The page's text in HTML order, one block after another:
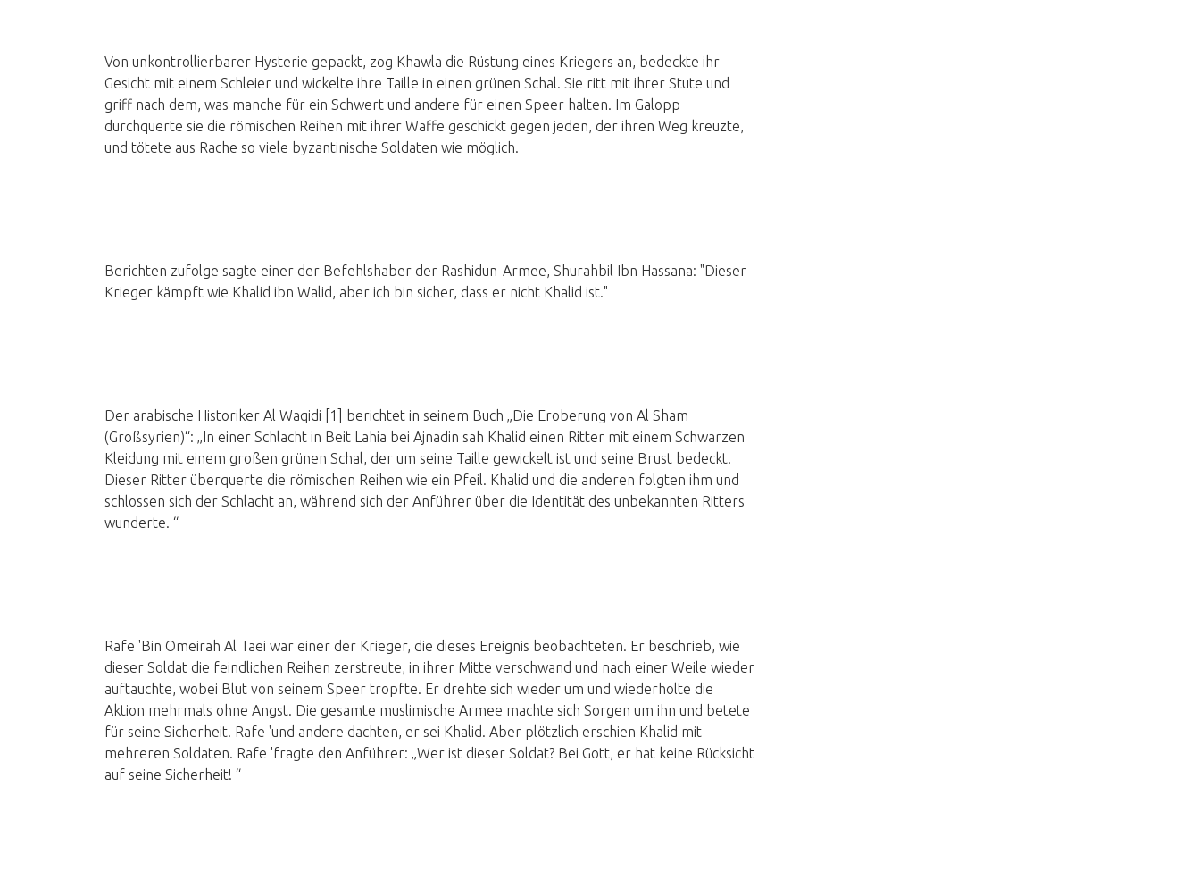
Von unkontrollierbarer Hysterie gepackt, zog Khawla die Rüstung eines Kriegers an, bedeckte ihr
Gesicht mit einem Schleier und wickelte ihre Taille in einen grünen Schal. Sie ritt mit ihrer Stute und
griff nach dem, was manche für ein Schwert und andere für einen Speer halten. Im Galopp
durchquerte sie die römischen Reihen mit ihrer Waffe geschickt gegen jeden, der ihren Weg kreuzte,
und tötete aus Rache so viele byzantinische Soldaten wie möglich.
Berichten zufolge sagte einer der Befehlshaber der Rashidun-Armee, Shurahbil Ibn Hassana: "Dieser
Krieger kämpft wie Khalid ibn Walid, aber ich bin sicher, dass er nicht Khalid ist."
Der arabische Historiker Al Waqidi [1] berichtet in seinem Buch „Die Eroberung von Al Sham
(Großsyrien)“: „In einer Schlacht in Beit Lahia bei Ajnadin sah Khalid einen Ritter mit einem Schwarzen
Kleidung mit einem großen grünen Schal, der um seine Taille gewickelt ist und seine Brust bedeckt.
Dieser Ritter überquerte die römischen Reihen wie ein Pfeil. Khalid und die anderen folgten ihm und
schlossen sich der Schlacht an, während sich der Anführer über die Identität des unbekannten Ritters
wunderte. “
Rafe 'Bin Omeirah Al Taei war einer der Krieger, die dieses Ereignis beobachteten. Er beschrieb, wie
dieser Soldat die feindlichen Reihen zerstreute, in ihrer Mitte verschwand und nach einer Weile wieder
auftauchte, wobei Blut von seinem Speer tropfte. Er drehte sich wieder um und wiederholte die
Aktion mehrmals ohne Angst. Die gesamte muslimische Armee machte sich Sorgen um ihn und betete
für seine Sicherheit. Rafe 'und andere dachten, er sei Khalid. Aber plötzlich erschien Khalid mit
mehreren Soldaten. Rafe 'fragte den Anführer: „Wer ist dieser Soldat? Bei Gott, er hat keine Rücksicht
auf seine Sicherheit! “